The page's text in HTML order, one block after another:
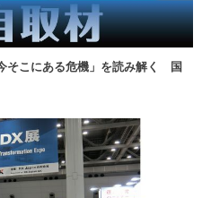
そこにある危機」を読み解く 国